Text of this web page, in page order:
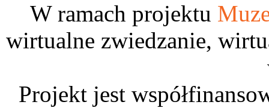
W ramach projektu
wirtualne zwiedzanie,
Projekt jest